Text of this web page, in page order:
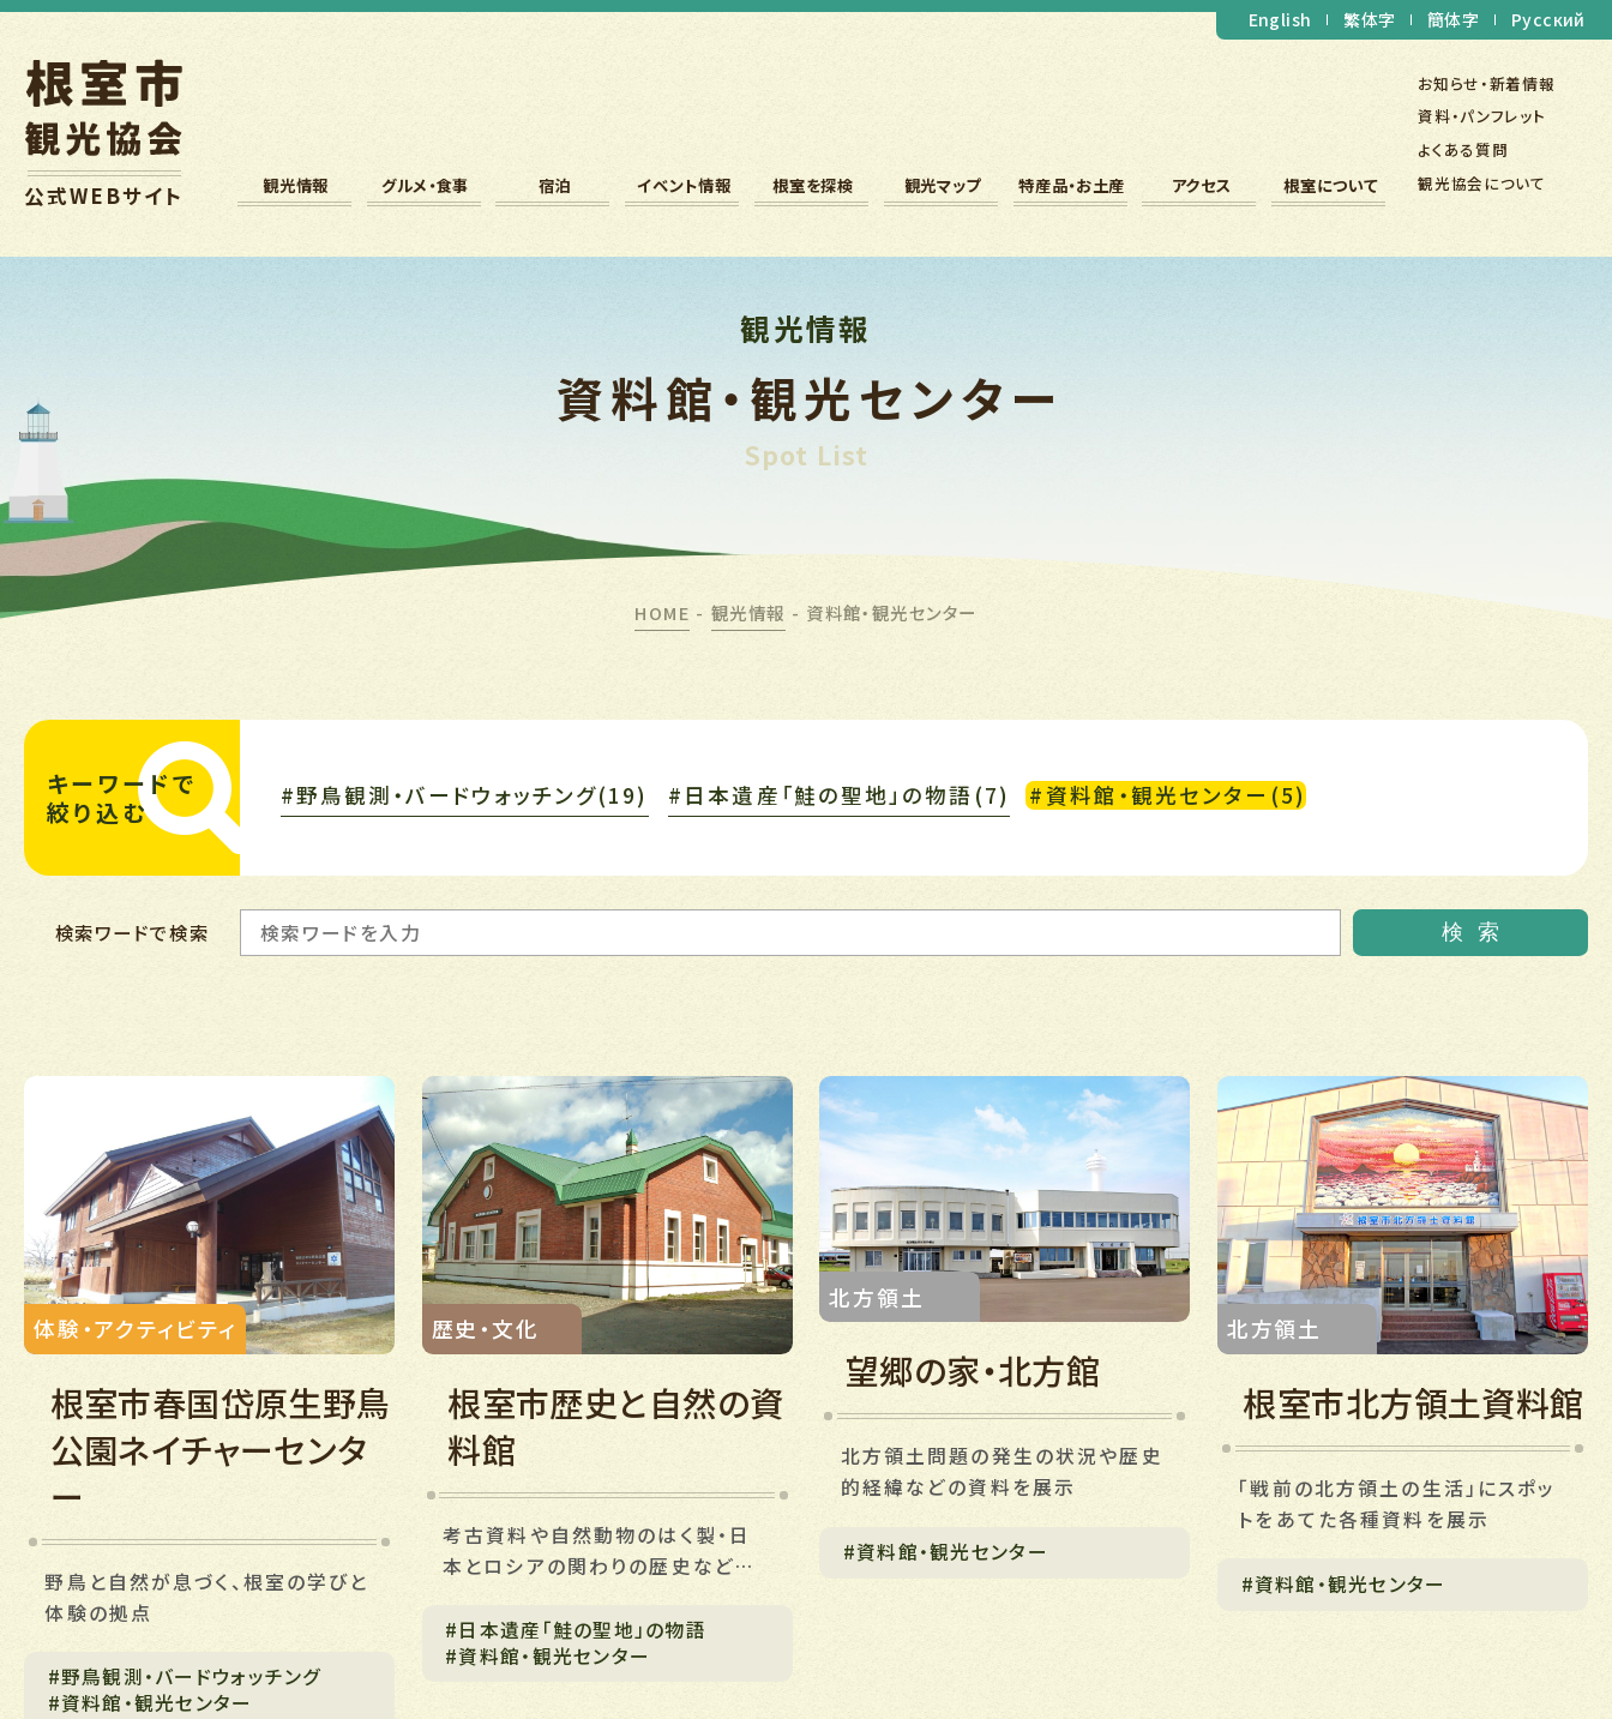
English 繁体字 簡体字 Русский
公式WEBサイト 観光情報 グルメ・食事 宿泊 イベント情報 根室を探検 観光マップ 特産品・お土産 アクセス 根室について
お知らせ・新着情報
資料・パンフレット
よくある質問
観光協会について
観光情報
資料館・観光センター
Spot List
HOME - 観光情報 - 資料館・観光センター
キーワードで
絞り込む
#野鳥観測・バードウォッチング(19) #日本遺産「鮭の聖地」の物語(7) #資料館・観光センター(5)
検索ワードで検索 検索
体験・アクティビティ
根室市春国岱原生野鳥
公園ネイチャーセンタ
ー
野鳥と自然が息づく、根室の学びと
体験の拠点
#野鳥観測・バードウォッチング
#資料館・観光センター
歴史・文化
根室市歴史と自然の資
料館
考古資料や自然動物のはく製・日
本とロシアの関わりの歴史などを
#日本遺産「鮭の聖地」の物語
#資料館・観光センター
北方領土
望郷の家・北方館
北方領土問題の発生の状況や歴史
的経緯などの資料を展示
#資料館・観光センター
北方領土
根室市北方領土資料館
「戦前の北方領土の生活」にスポッ
トをあてた各種資料を展示
#資料館・観光センター